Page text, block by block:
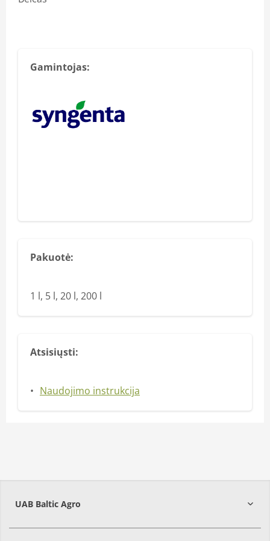
Gamintojas:
Pakuotė:
1 l, 5 l, 20 l, 200 l
Atsisiųsti:
Naudojimo instrukcija
UAB Baltic Agro